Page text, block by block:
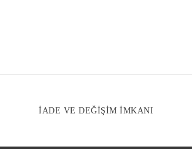
İADE VE DEĞİŞİM İMKANI